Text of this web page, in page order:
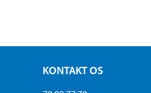
KONTAKT OS